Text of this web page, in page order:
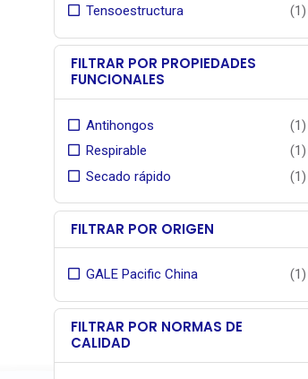
Tensoestructura (1)
FILTRAR POR PROPIEDADES
FUNCIONALES
Antihongos
(1)
Respirable
(1)
Secado rápido
(1)
FILTRAR POR ORIGEN
GALE Pacific China (1)
FILTRAR POR NORMAS DE
CALIDAD